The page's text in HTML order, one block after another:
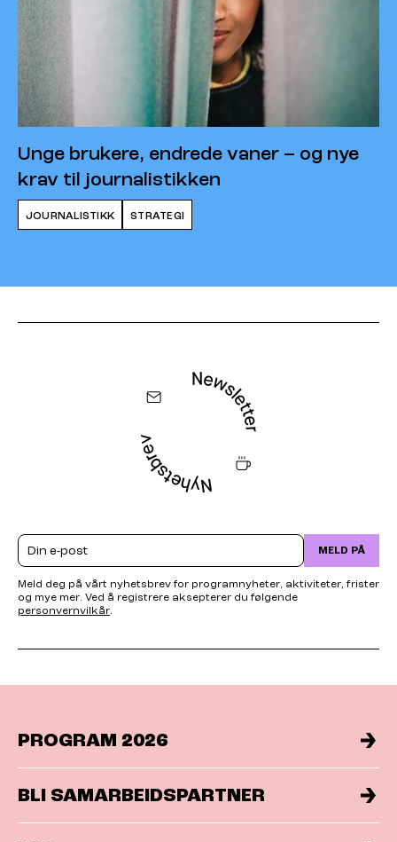
Unge brukere, endrede vaner – og nye
krav til journalistikken
JOURNALISTIKK STRATEGI
Email MELD PÅ
Meld deg på vårt nyhetsbrev for programnyheter, aktiviteter, frister
og mye mer. Ved å registrere aksepterer du følgende
personvernvilkår.
PROGRAM 2026
BLI SAMARBEIDSPARTNER